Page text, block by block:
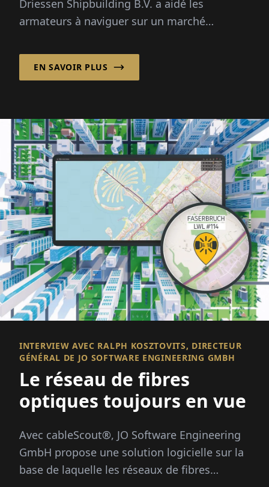
Driessen Shipbuilding B.V. a aidé les
armateurs à naviguer sur un marché
combinant une conception de navires
personnalisée avec un modèle
EN SAVOIR PLUS
INTERVIEW AVEC RALPH KOSZTOVITS, DIRECTEUR
GÉNÉRAL DE JO SOFTWARE ENGINEERING GMBH
Le réseau de fibres
optiques toujours en vue
Avec cableScout®, JO Software Engineering
GmbH propose une solution logicielle sur la
base de laquelle les réseaux de fibres